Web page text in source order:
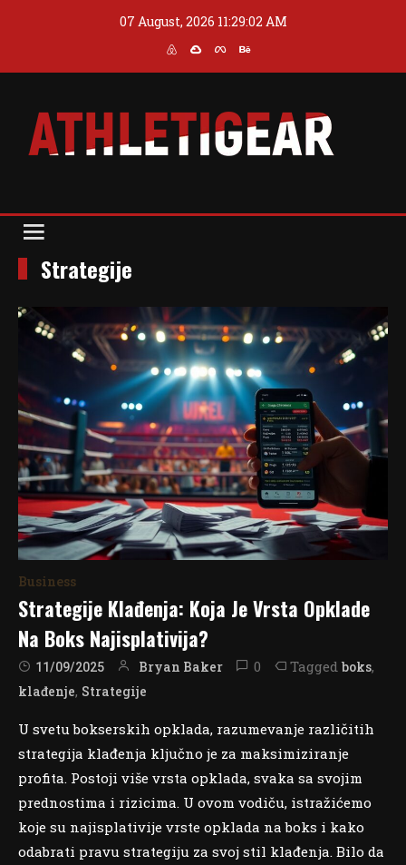
07 August, 2026 11:29:02 AM
Strategije
Business
Strategije Klađenja: Koja Je Vrsta Opklade
Na Boks Najisplativija?
11/09/2025 Bryan Baker 0 Tagged boks,
klađenje, Strategije
U svetu bokserskih opklada, razumevanje različitih
strategija klađenja ključno je za maksimiziranje
profita. Postoji više vrsta opklada, svaka sa svojim
prednostima i rizicima. U ovom vodiču, istražićemo
koje su najisplativije vrste opklada na boks i kako
odabrati pravu strategiju za svoj stil klađenja. Bilo da